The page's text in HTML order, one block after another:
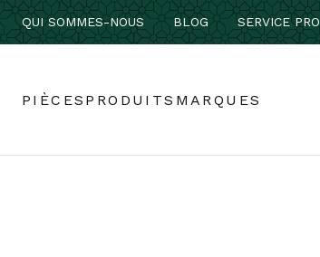
QUI SOMMES-NOUS BLOG SERVICE PRO
PIÈCES PRODUITS MARQUES